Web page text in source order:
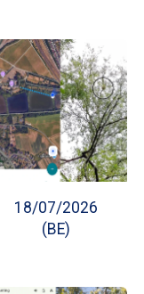
18/07/2026
(BE)